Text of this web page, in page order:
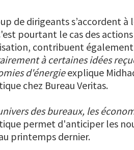
de dirigeants s’accordent
pourtant le cas des
contribuent
à certaines idées
d'énergieexplique
chez Bureau Veritas.
des bureaux, les
permet d'anticiper les
printemps dernier.